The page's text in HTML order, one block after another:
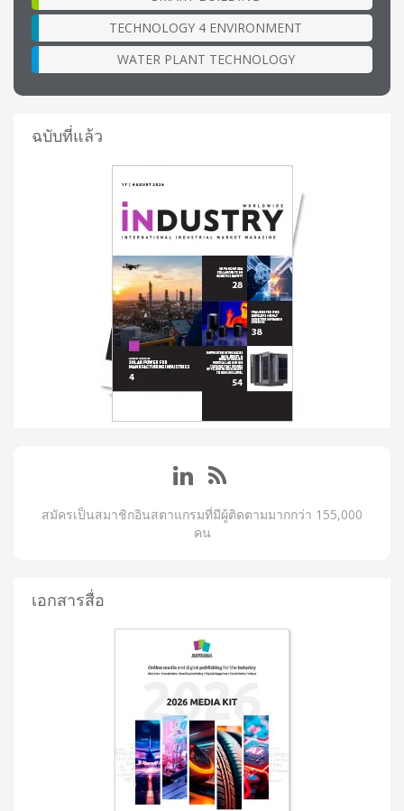
TECHNOLOGY 4 ENVIRONMENT
WATER PLANT TECHNOLOGY
ฉบับที่แล้ว
สมัครเป็นสมาชิกอินสตาแกรมที่มีผู้ติดตามมากกว่า 155,000
คน
เอกสารสื่อ